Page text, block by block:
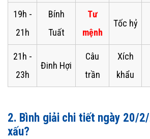
19h -
21h
Bính
Tuất
Tư
mệnh
Tốc hỷ
21h -
23h
Đinh Hợi
Câu
trần
Xích
khẩu
2. Bình giải chi tiết ngày 20/
xấu?